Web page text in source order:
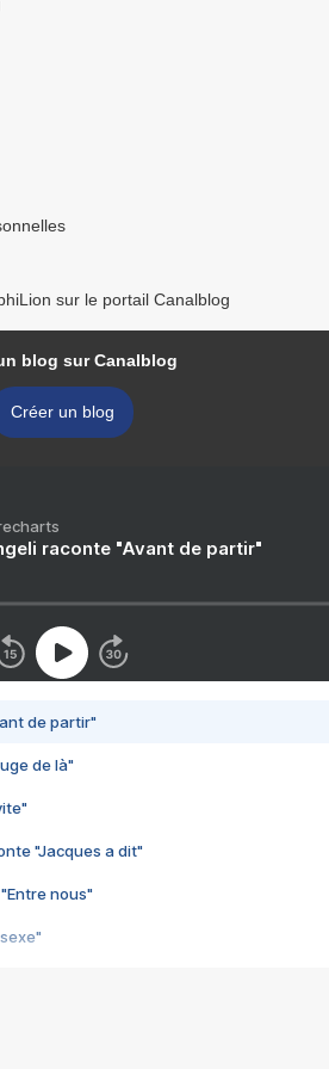
sur le portail Canalblog
blog sur Canalblog
Créer un blog
raconte "Avant de partir"
de partir"
de là"
"Jacques a dit"
nous"